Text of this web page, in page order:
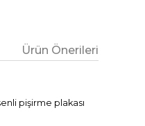
Ürün Önerileri
pişirme plakası